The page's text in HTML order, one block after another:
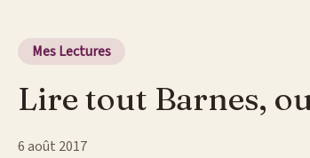
Mes Lectures
Lire tout Barnes,
6 août 2017